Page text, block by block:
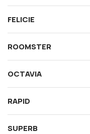
FELICIE
ROOMSTER
OCTAVIA
RAPID
SUPERB